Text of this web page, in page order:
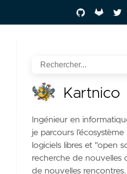
Kartnico
Ingénieur en
je parcours
logiciels libres et "open
recherche de nouvelles
de nouvelles rencontres.